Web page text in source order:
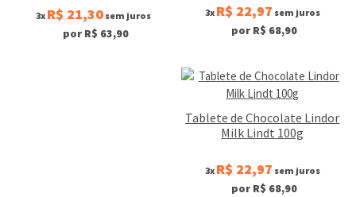
3x R$ 21,30 sem juros
por R$ 63,90
3x R$ 22,97 sem juros
por R$ 68,90
Tablete de Chocolate Lindor
Milk Lindt 100g
3x R$ 22,97 sem juros
por R$ 68,90